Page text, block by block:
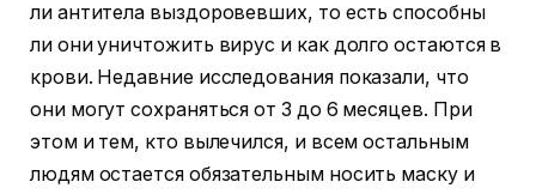
ли антитела выздоровевших, то есть способны
ли они уничтожить вирус и как долго остаются в
крови. Недавние исследования показали, что
они могут сохраняться от 3 до 6 месяцев. При
этом и тем, кто вылечился, и всем остальным
людям остается обязательным носить маску и